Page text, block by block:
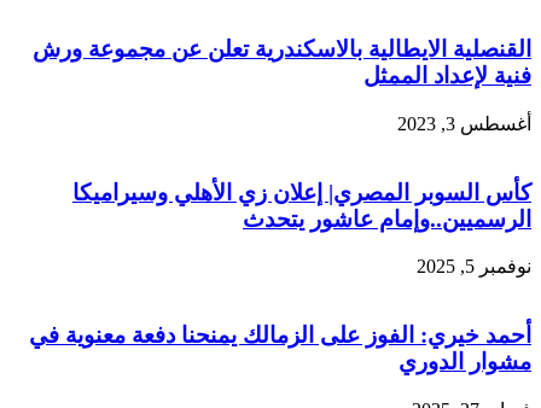
القنصلية الايطالية بالاسكندرية تعلن عن مجموعة ورش
فنية لإعداد الممثل
أغسطس 3, 2023
كأس السوبر المصري| إعلان زي الأهلي وسيراميكا
الرسميين..وإمام عاشور يتحدث
نوفمبر 5, 2025
أحمد خيري: الفوز على الزمالك يمنحنا دفعة معنوية في
مشوار الدوري